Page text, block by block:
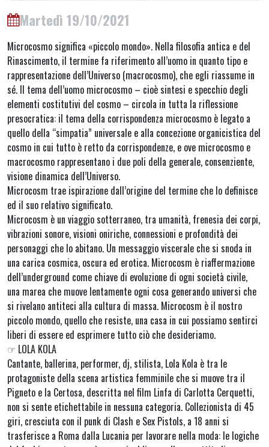
Martedì 19/10/2021
Microcosmo significa «piccolo mondo». Nella filosofia antica e del
Rinascimento, il termine fa riferimento all’uomo in quanto tipo e
rappresentazione dell’Universo (macrocosmo), che egli riassume in
sé. Il tema dell’uomo microcosmo – cioè sintesi e specchio degli
elementi costitutivi del cosmo – circola in tutta la riflessione
presocratica: il tema della corrispondenza microcosmo è legato a
quello della “simpatia” universale e alla concezione organicistica del
cosmo in cui tutto è retto da corrispondenze, e ove microcosmo e
macrocosmo rappresentano i due poli della generale, consenziente,
visione dinamica dell’Universo.
Microcosm trae ispirazione dall’origine del termine che lo definisce
ed il suo relativo significato.
Microcosm è un viaggio sotterraneo, tra umanità, frenesia dei corpi,
vibrazioni sonore, visioni oniriche, connessioni e profondità dei
personaggi che lo abitano. Un messaggio viscerale che si snoda in
una carica cosmica, oscura ed erotica. Microcosm è riaffermazione
dell’underground come chiave di evoluzione di ogni società civile,
una marea che muove lentamente ogni cosa generando universi che
si rivelano antiteci alla cultura di massa. Microcosm è il nostro
piccolo mondo, quello che resiste, una casa in cui possiamo sentirci
liberi di essere ed esprimere tutto ciò che desideriamo.
☞ LOLA KOLA
Cantante, ballerina, performer, dj, stilista, Lola Kola è tra le
protagoniste della scena artistica femminile che si muove tra il
Pigneto e la Certosa, descritta nel film Linfa di Carlotta Cerquetti,
non si sente etichettabile in nessuna categoria. Collezionista di 45
giri, cresciuta con il punk di Clash e Sex Pistols, a 18 anni si
trasferisce a Roma dalla Lucania per lavorare nella moda: le logiche